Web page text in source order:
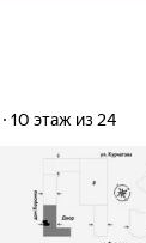
10 этаж из 24